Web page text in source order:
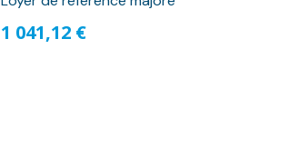
1 041,12 €